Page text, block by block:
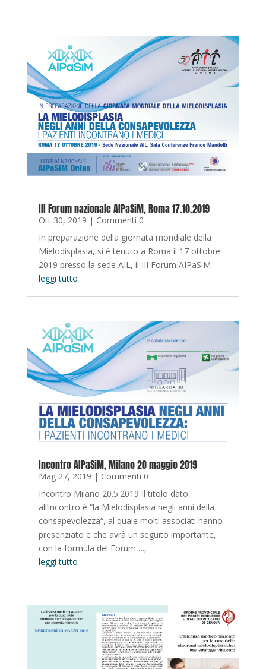
III Forum nazionale AIPaSiM, Roma 17.10.2019
Ott 30, 2019 | Commenti 0
In preparazione della giornata mondiale della
Mielodisplasia, si è tenuto a Roma il 17 ottobre
2019 presso la sede AIL, il III Forum AIPaSiM
leggi tutto
Incontro AIPaSiM, Milano 20 maggio 2019
Mag 27, 2019 | Commenti 0
Incontro Milano 20.5.2019 Il titolo dato
all’incontro è “la Mielodisplasia negli anni della
consapevolezza“, al quale molti associati hanno
presenziato e che avrà un seguito importante,
con la formula del Forum….,
leggi tutto